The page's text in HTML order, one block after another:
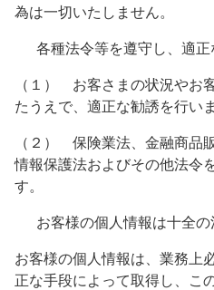
為は一切いたしません。
各種法令等を遵守し、適正
（１） お客さまの状況やお
たうえで、適正な勧誘を行いま
（２） 保険業法、金融商品
情報保護法およびその他法令
す。
お客様の個人情報は十全の
お客様の個人情報は、業務上
正な手段によって取得し、こ